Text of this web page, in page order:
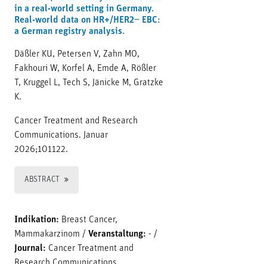
in a real-world setting in Germany.
Real-world data on HR+/HER2− EBC:
a German registry analysis.
Däßler KU, Petersen V, Zahn MO,
Fakhouri W, Korfel A, Emde A, Rößler
T, Kruggel L, Tech S, Jänicke M, Gratzke
K.
Cancer Treatment and Research
Communications. Januar
2026;101122.
ABSTRACT
Indikation: Breast Cancer,
Mammakarzinom / Veranstaltung: - /
Journal: Cancer Treatment and